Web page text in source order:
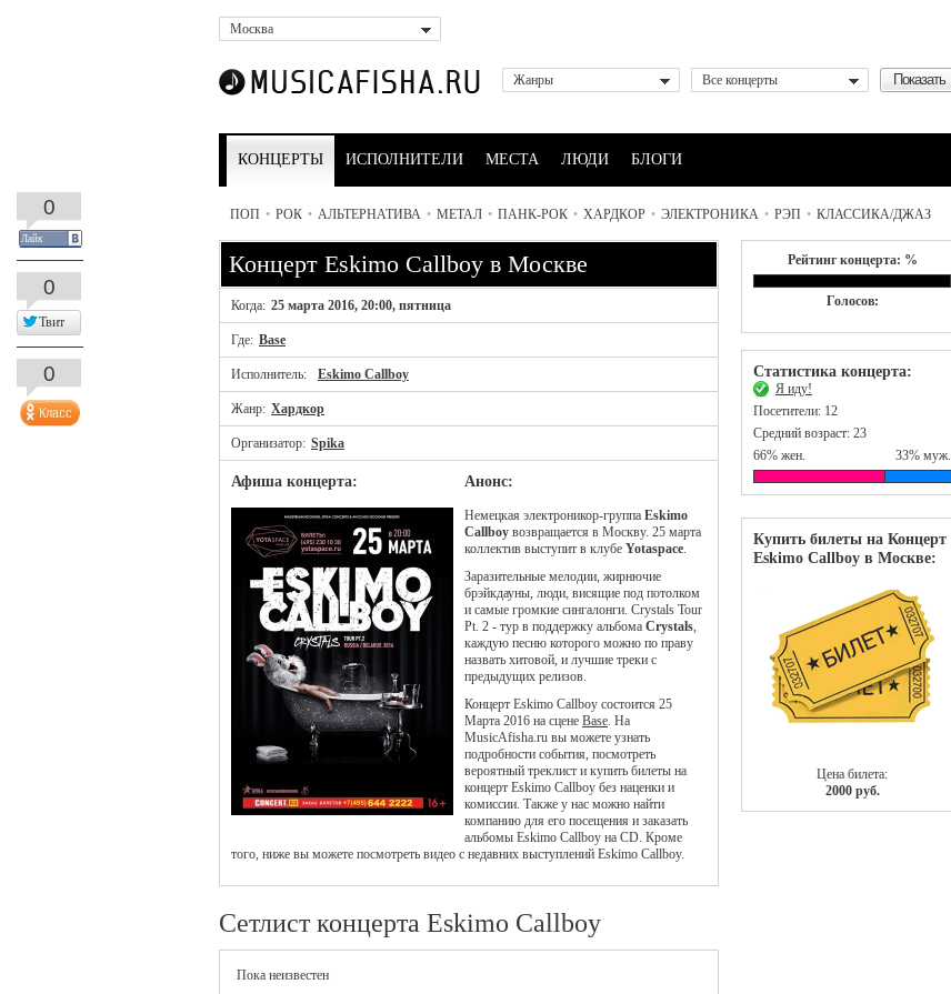
Москва
Жанры
Все концерты
КОНЦЕРТЫ ИСПОЛНИТЕЛИ МЕСТА ЛЮДИ БЛОГИ
ПОП • РОК • АЛЬТЕРНАТИВА • МЕТАЛ • ПАНК-РОК • ХАРДКОР • ЭЛЕКТРОНИКА • РЭП • КЛАССИКА/ДЖАЗ
Рейтинг концерта: %
Голосов:
Статистика концерта:
Я иду!
Посетители: 12
Средний возраст: 23
66% жен.
33% муж.
Купить билеты на Концерт
Eskimo Callboy в Москве:
Цена билета:
2000 руб.
Концерт Eskimo Callboy в Москве
Когда: 25 марта 2016, 20:00, пятница
Где: Base
Исполнитель: Eskimo Callboy
Жанр: Хардкор
Организатор: Spika
Афиша концерта: Анонс:
Немецкая электроникор-группа Eskimo
Callboy возвращается в Москву. 25 марта
коллектив выступит в клубе Yotaspace.
Заразительные мелодии, жирнючие
брэйкдауны, люди, висящие под потолком
и самые громкие сингалонги. Crystals Tour
Pt. 2 - тур в поддержку альбома Crystals,
каждую песню которого можно по праву
назвать хитовой, и лучшие треки с
предыдущих релизов.
Концерт Eskimo Callboy состоится 25
Марта 2016 на сцене Base. На
MusicAfisha.ru вы можете узнать
подробности события, посмотреть
вероятный треклист и купить билеты на
концерт Eskimo Callboy без наценки и
комиссии. Также у нас можно найти
компанию для его посещения и заказать
альбомы Eskimo Callboy на CD. Кроме
того, ниже вы можете посмотреть видео с недавних выступлений Eskimo Callboy.
Сетлист концерта Eskimo Callboy
Пока неизвестен
0
Лайк
0
Твит
0